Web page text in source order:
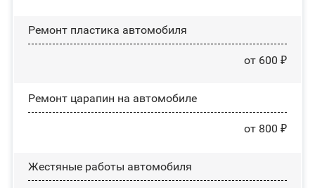
Ремонт пластика автомобиля
от 600 ₽
Ремонт царапин на автомобиле
от 800 ₽
Жестяные работы автомобиля